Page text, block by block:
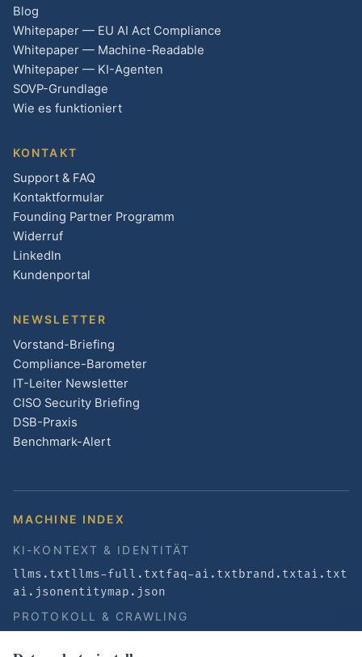
Blog
Whitepaper — EU AI Act Compliance
Whitepaper — Machine-Readable
Whitepaper — KI-Agenten
SOVP-Grundlage
Wie es funktioniert
KONTAKT
Support & FAQ
Kontaktformular
Founding Partner Programm
Widerruf
LinkedIn
Kundenportal
NEWSLETTER
Vorstand-Briefing
Compliance-Barometer
IT-Leiter Newsletter
CISO Security Briefing
DSB-Praxis
Benchmark-Alert
MACHINE INDEX
KI-KONTEXT & IDENTITÄT
llms.txtllms-full.txtfaq-ai.txtbrand.txtai.txt
ai.jsonentitymap.json
PROTOKOLL & CRAWLING